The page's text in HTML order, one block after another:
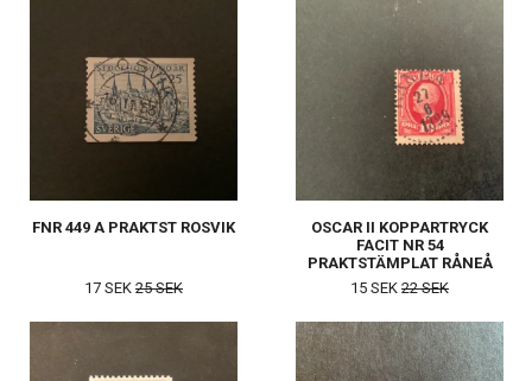
FNR 449 A PRAKTST ROSVIK
17 SEK 25 SEK
OSCAR II KOPPARTRYCK
FACIT NR 54
PRAKTSTÄMPLAT RÅNEÅ
15 SEK 22 SEK